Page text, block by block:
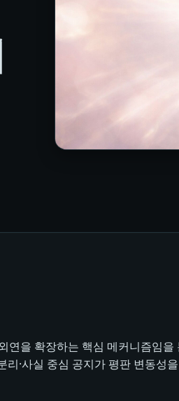
을 확장하는 핵심 메커니즘임
·사실 중심 공지가 평판 변동성